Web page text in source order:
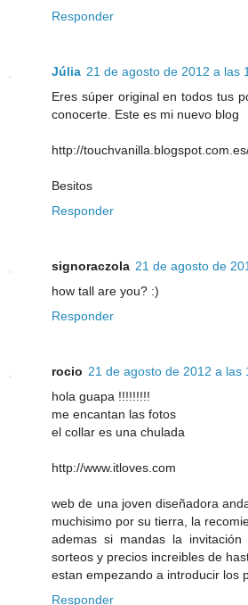
Responder
Júlia 21 de agosto de 2012 a las
Eres súper original en todos tus
conocerte. Este es mi nuevo blog
http://
Besitos
Responder
signoraczola 21 de agosto de
how tall are you? :)
Responder
rocio 21 de agosto de 2012 a las
hola guapa !!!!!!!!!
me encantan las fotos
el collar es una chulada
http://www.itloves.com
web de una joven diseñadora
muchisimo por su tierra, la
ademas si mandas la
sorteos y precios increibles de
estan empezando a introducir los
Responder